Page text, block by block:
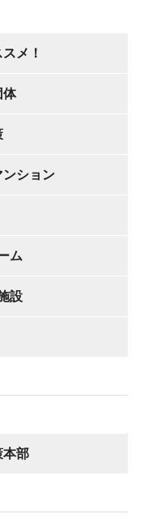
メ！
体
ンション
ム
設
本部